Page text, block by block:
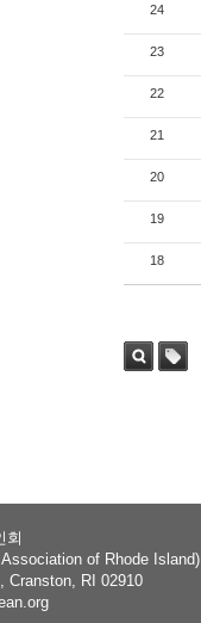
24
23
22
21
20
19
18
회
of Rhode Island)
Cranston, RI 02910